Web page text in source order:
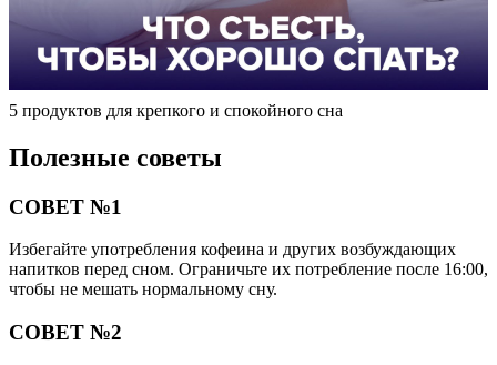
5 продуктов для крепкого и спокойного сна
Полезные советы
СОВЕТ №1
Избегайте употребления кофеина и других возбуждающих
напитков перед сном. Ограничьте их потребление после 16:00,
чтобы не мешать нормальному сну.
СОВЕТ №2